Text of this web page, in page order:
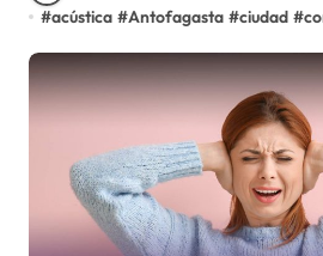
#acústica #Antofagasta #ciudad #